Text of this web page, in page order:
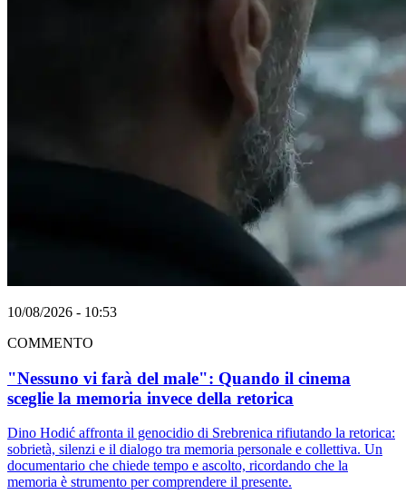
10/08/2026 - 10:53
COMMENTO
"Nessuno vi farà del male": Quando il cinema
sceglie la memoria invece della retorica
Dino Hodić affronta il genocidio di Srebrenica rifiutando la retorica:
sobrietà, silenzi e il dialogo tra memoria personale e collettiva. Un
documentario che chiede tempo e ascolto, ricordando che la
memoria è strumento per comprendere il presente.